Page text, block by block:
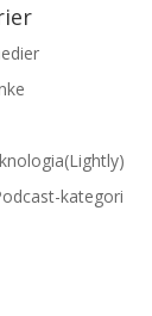
kategori